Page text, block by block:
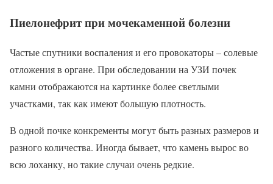
Пиелонефрит при мочекаменной болезни
Частые спутники воспаления и его провокаторы – солевые
отложения в органе. При обследовании на УЗИ почек
камни отображаются на картинке более светлыми
участками, так как имеют большую плотность.
В одной почке конкременты могут быть разных размеров и
разного количества. Иногда бывает, что камень вырос во
всю лоханку, но такие случаи очень редкие.